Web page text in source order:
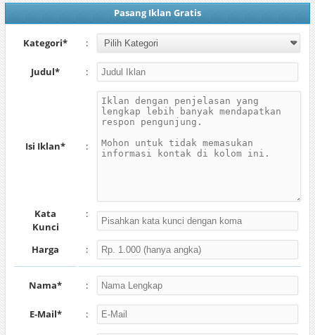
Pasang Iklan Gratis
Kategori* :
Judul* :
Isi Iklan* :
Kata
Kunci
:
Harga :
Nama* :
E-Mail* :